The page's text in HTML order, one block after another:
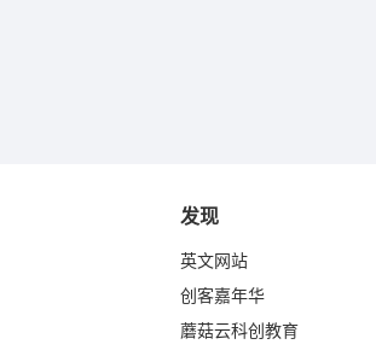
发现
英文网站
创客嘉年华
蘑菇云科创教育